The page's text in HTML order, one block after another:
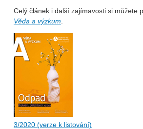
Celý článek i další zajímavosti si můžete
Věda a výzkum
3/2020 (verze k listování)